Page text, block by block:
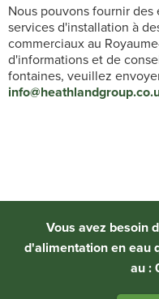
Nous pouvons fournir
services d'installation à
commerciaux au
d'informations et de
fontaines, veuillez
Vous avez besoin
d'alimentation en eau
au :